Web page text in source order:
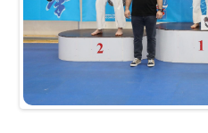
Previous